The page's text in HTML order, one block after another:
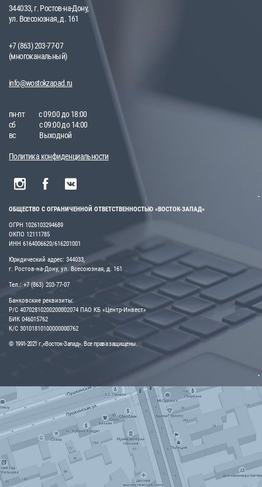
344033, г. Ростов-на-Дону,
ул. Всесоюзная, д. 161
+7 (863) 203-77-07
(многоканальный)
info@wostokzapad.ru
пн-пт
с 09:00 до 18:00
сб
с 09:00 до 14:00
вс
Выходной
Политика конфиденциальности
ОБЩЕСТВО С ОГРАНИЧЕННОЙ ОТВЕТСТВЕННОСТЬЮ «ВОСТОК-ЗАПАД»
ОГРН 1026103294689
ОКПО 12111785
ИНН 6164006620/616201001
Юридический адрес: 344033,
г. Ростов-на-Дону, ул. Всесоюзная, д. 161
Тел.: +7 (863) 203-77-07
Банковские реквизиты:
Р/С 40702810200200002074 ПАО КБ «Центр-Инвест»
БИК 046015762
К/С 30101810100000000762
© 1991-2021 г.,«Восток-Запад». Все права защищены.